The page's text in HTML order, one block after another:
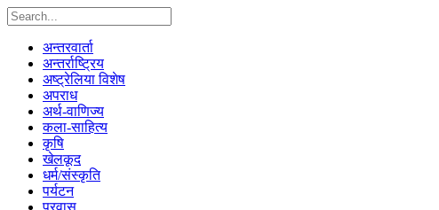
अन्तरवार्ता
अन्तर्राष्ट्रिय
अष्ट्रेलिया विशेष
अपराध
अर्थ-वाणिज्य
कला-साहित्य
कृषि
खेलकूद
धर्म/संस्कृति
पर्यटन
प्रवास